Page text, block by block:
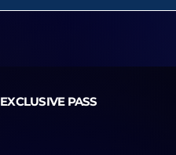
EXCLUSIVE PASS